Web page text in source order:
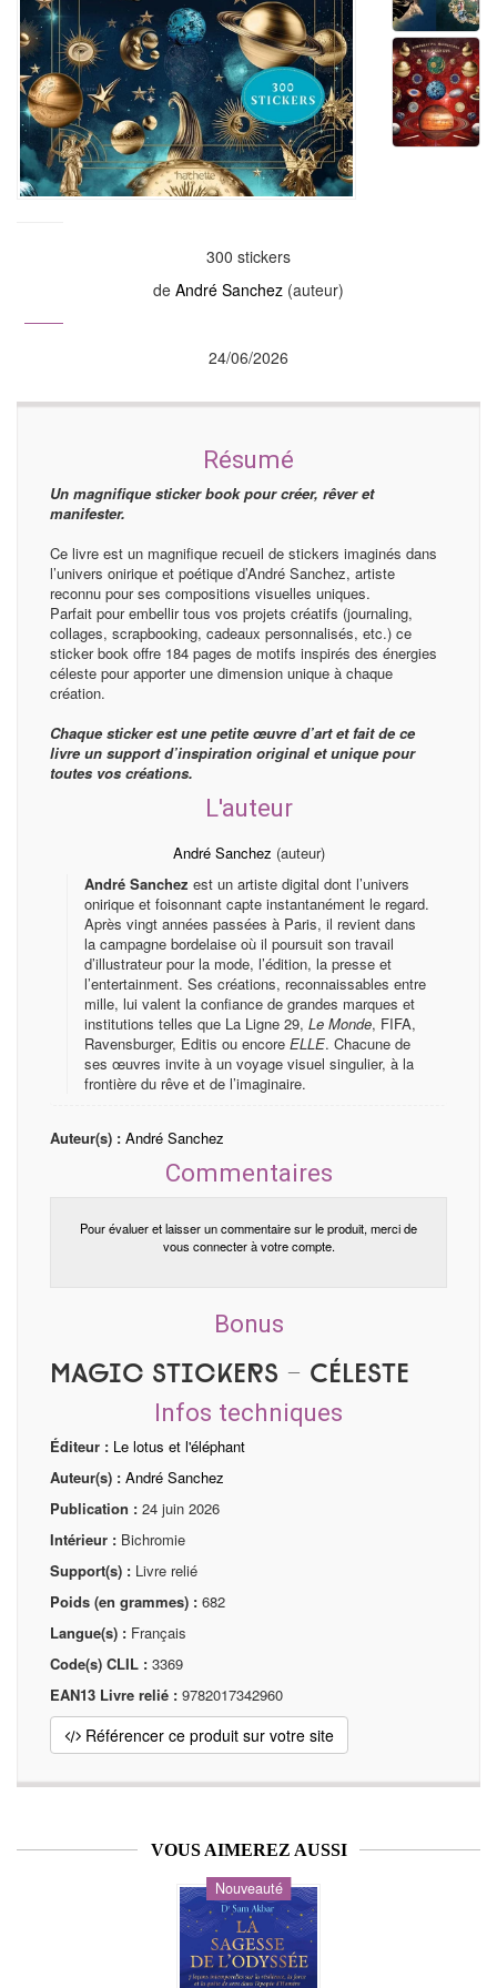
300 stickers
de André Sanchez (auteur)
24/06/2026
Résumé
Un magnifique sticker book pour créer, rêver et
manifester.
Ce livre est un magnifique recueil de stickers imaginés dans
l’univers onirique et poétique d’André Sanchez, artiste
reconnu pour ses compositions visuelles uniques.
Parfait pour embellir tous vos projets créatifs (journaling,
collages, scrapbooking, cadeaux personnalisés, etc.) ce
sticker book offre 184 pages de motifs inspirés des énergies
céleste pour apporter une dimension unique à chaque
création.
Chaque sticker est une petite œuvre d’art et fait de ce
livre un support d’inspiration original et unique pour
toutes vos créations.
L'auteur
André Sanchez (auteur)
André Sanchez est un artiste digital dont l’univers
onirique et foisonnant capte instantanément le regard.
Après vingt années passées à Paris, il revient dans
la campagne bordelaise où il poursuit son travail
d’illustrateur pour la mode, l’édition, la presse et
l’entertainment. Ses créations, reconnaissables entre
mille, lui valent la confiance de grandes marques et
institutions telles que La Ligne 29, Le Monde, FIFA,
Ravensburger, Editis ou encore ELLE. Chacune de
ses œuvres invite à un voyage visuel singulier, à la
frontière du rêve et de l’imaginaire.
Auteur(s) : André Sanchez
Commentaires
Pour évaluer et laisser un commentaire sur le produit, merci de
vous connecter à votre compte.
Bonus
Magic Stickers - Céleste
Infos techniques
Éditeur : Le lotus et l'éléphant
Auteur(s) : André Sanchez
Publication : 24 juin 2026
Intérieur : Bichromie
Support(s) : Livre relié
Poids (en grammes) : 682
Langue(s) : Français
Code(s) CLIL : 3369
EAN13 Livre relié : 9782017342960
Référencer ce produit sur votre site
VOUS AIMEREZ AUSSI
Nouveauté